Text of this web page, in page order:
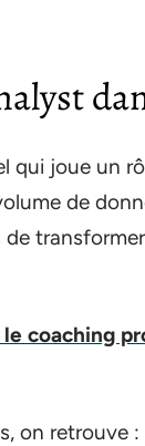
qui joue un
de
coaching
on retrouve :